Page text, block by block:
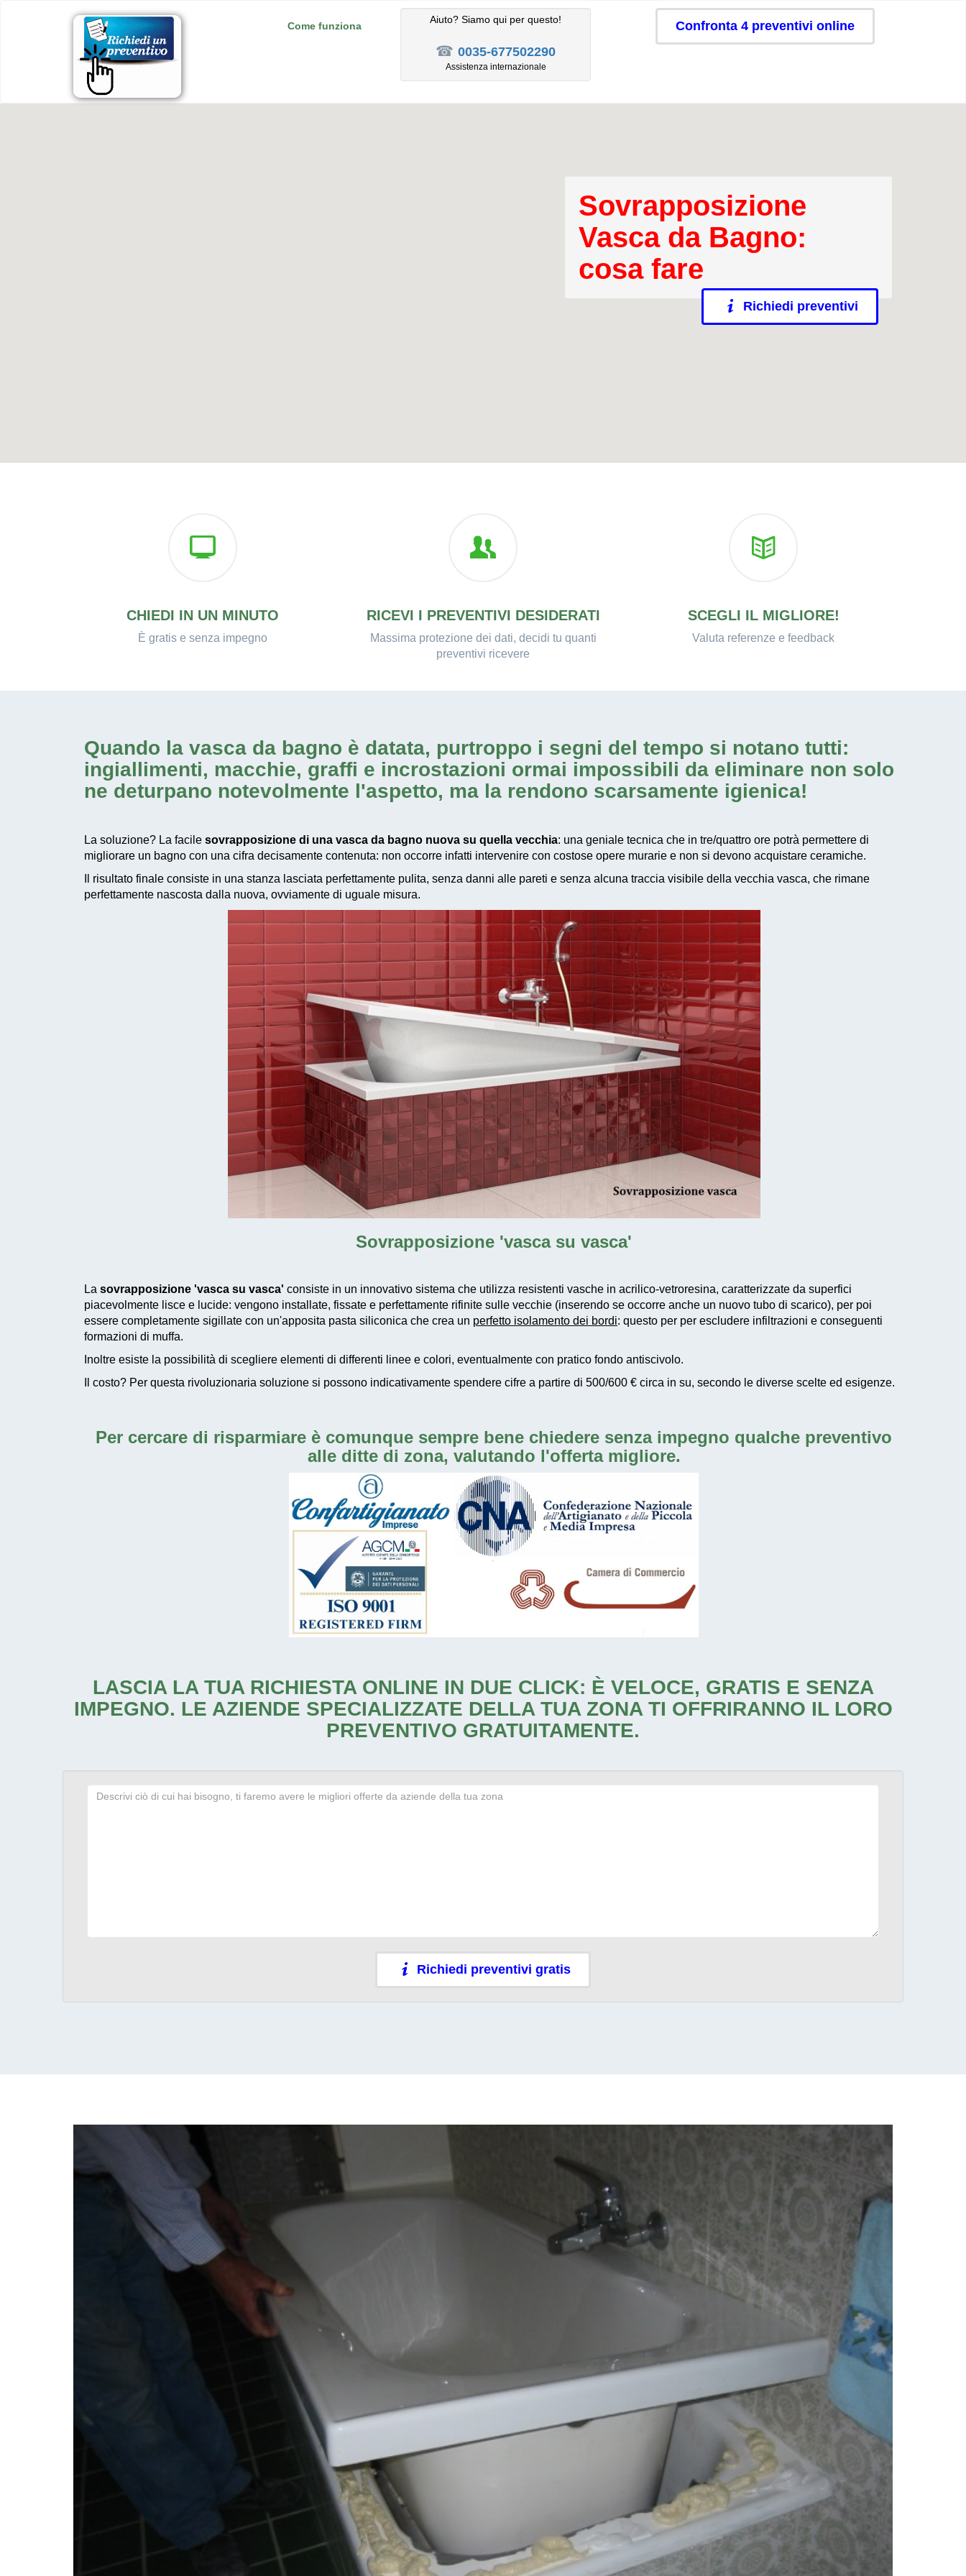
Come funziona
Aiuto? Siamo qui per questo!
☎ 0035-677502290
Assistenza internazionale
Confronta 4 preventivi online
Sovrapposizione
Vasca da Bagno:
cosa fare
Richiedi preventivi
CHIEDI IN UN MINUTO
È gratis e senza impegno
RICEVI I PREVENTIVI DESIDERATI
Massima protezione dei dati, decidi tu quanti
preventivi ricevere
SCEGLI IL MIGLIORE!
Valuta referenze e feedback
Quando la vasca da bagno è datata, purtroppo i segni del tempo si notano tutti:
ingiallimenti, macchie, graffi e incrostazioni ormai impossibili da eliminare non solo
ne deturpano notevolmente l'aspetto, ma la rendono scarsamente igienica!
La soluzione? La facile sovrapposizione di una vasca da bagno nuova su quella vecchia: una geniale tecnica che in tre/quattro ore potrà permettere di
migliorare un bagno con una cifra decisamente contenuta: non occorre infatti intervenire con costose opere murarie e non si devono acquistare ceramiche.
Il risultato finale consiste in una stanza lasciata perfettamente pulita, senza danni alle pareti e senza alcuna traccia visibile della vecchia vasca, che rimane
perfettamente nascosta dalla nuova, ovviamente di uguale misura.
Sovrapposizione 'vasca su vasca'
La sovrapposizione 'vasca su vasca' consiste in un innovativo sistema che utilizza resistenti vasche in acrilico-vetroresina, caratterizzate da superfici
piacevolmente lisce e lucide: vengono installate, fissate e perfettamente rifinite sulle vecchie (inserendo se occorre anche un nuovo tubo di scarico), per poi
essere completamente sigillate con un'apposita pasta siliconica che crea un perfetto isolamento dei bordi: questo per per escludere infiltrazioni e conseguenti
formazioni di muffa.
Inoltre esiste la possibilità di scegliere elementi di differenti linee e colori, eventualmente con pratico fondo antiscivolo.
Il costo? Per questa rivoluzionaria soluzione si possono indicativamente spendere cifre a partire di 500/600 € circa in su, secondo le diverse scelte ed esigenze.
Per cercare di risparmiare è comunque sempre bene chiedere senza impegno qualche preventivo
alle ditte di zona, valutando l'offerta migliore.
LASCIA LA TUA RICHIESTA ONLINE IN DUE CLICK: È VELOCE, GRATIS E SENZA
IMPEGNO. LE AZIENDE SPECIALIZZATE DELLA TUA ZONA TI OFFRIRANNO IL LORO
PREVENTIVO GRATUITAMENTE.
Richiedi preventivi gratis